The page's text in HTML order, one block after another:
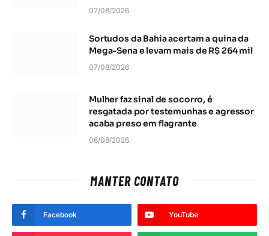
07/08/2026
Sortudos da Bahia acertam a quina da
Mega-Sena e levam mais de R$ 264 mil
07/08/2026
Mulher faz sinal de socorro, é
resgatada por testemunhas e agressor
acaba preso em flagrante
06/08/2026
MANTER CONTATO
Facebook YouTube